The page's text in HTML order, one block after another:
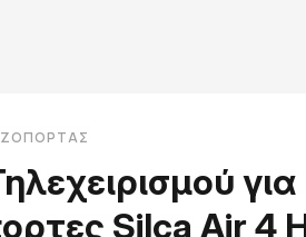
για
Silca Air 4